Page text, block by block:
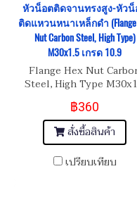
หัวน็อตติดจานทรงสูง-หัว
ติดแหวนหนาเหล็กดำ (Flange
Nut Carbon Steel, High Type)
M30x1.5 เกรด 10.9
Flange Hex Nut
Steel, High Type
฿360
สั่งซื้อสินค้า
เปรียบเทียบ